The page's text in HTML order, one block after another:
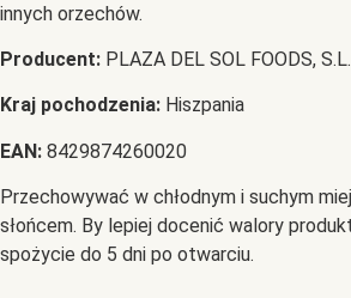
innych orzechów.
Producent: PLAZA DEL SOL FOODS, S.L.
Kraj pochodzenia: Hiszpania
EAN: 8429874260020
Przechowywać w chłodnym i suchym
słońcem. By lepiej docenić walory
spożycie do 5 dni po otwarciu.